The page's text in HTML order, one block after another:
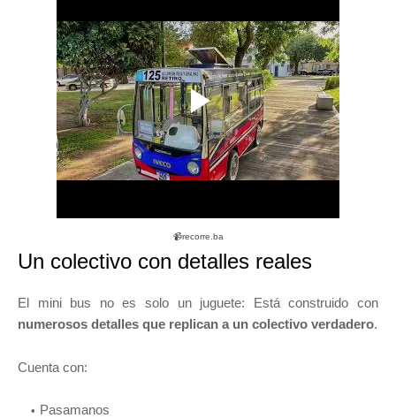
📹recorre.ba
Un colectivo con detalles reales
El mini bus no es solo un juguete: Está construido con
numerosos detalles que replican a un colectivo verdadero.
Cuenta con:
Pasamanos